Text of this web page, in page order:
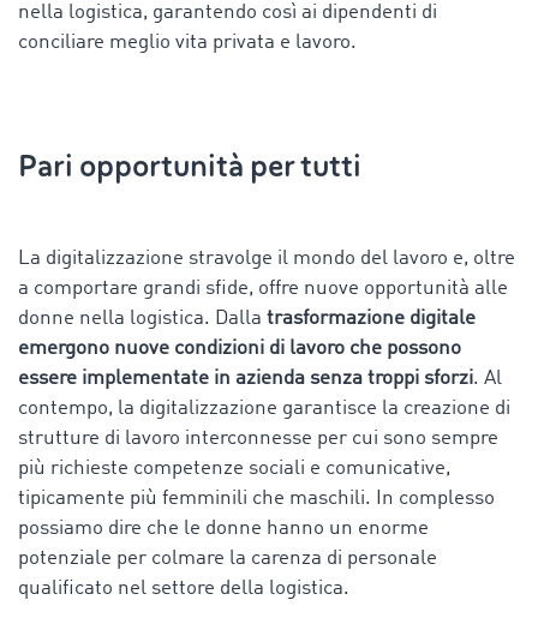
nella logistica, garantendo così ai dipendenti di
conciliare meglio vita privata e lavoro.
Pari opportunità per tutti
La digitalizzazione stravolge il mondo del lavoro e, oltre
a comportare grandi sfide, offre nuove opportunità alle
donne nella logistica. Dalla trasformazione digitale
emergono nuove condizioni di lavoro che possono
essere implementate in azienda senza troppi sforzi. Al
contempo, la digitalizzazione garantisce la creazione di
strutture di lavoro interconnesse per cui sono sempre
più richieste competenze sociali e comunicative,
tipicamente più femminili che maschili. In complesso
possiamo dire che le donne hanno un enorme
potenziale per colmare la carenza di personale
qualificato nel settore della logistica.